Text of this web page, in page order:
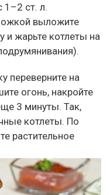
1–2 ст. л.
выложите
и жарьте котлеты на
переверните на
огонь, накройте
3 минуты. Так,
котлеты. По
растительное